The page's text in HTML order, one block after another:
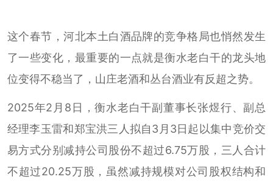
这个春节，河北本土白酒品牌的竞争格局也悄然发生
了一些变化，最重要的一点就是衡水老白干的龙头地
位变得不稳当了，山庄老酒和丛台酒业有反超之势。
2025年2月8日，衡水老白干副董事长张煜行、副总
经理李玉雷和郑宝洪三人拟自3月3日起以集中竞价交
易方式分别减持公司股份不超过6.75万股，三人合计
不超过20.25万股，虽然减持规模对公司股权结构和